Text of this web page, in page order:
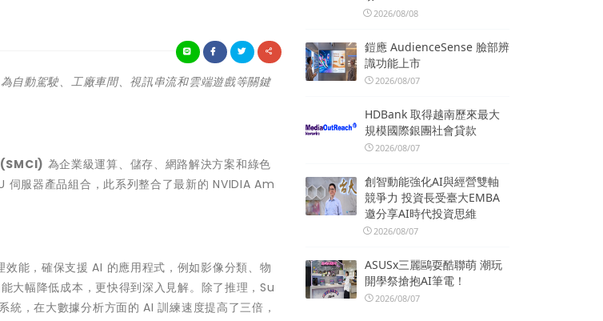
自動駕駛、工廠車間、視訊串流和雲端遊戲等關鍵
為企業級運算、儲存、網路解決方案和綠色
服器產品組合，此系列整合了最新的 NVIDIA Am
能，確保支援 AI 的應用程式，例如影像分類、物
大幅降低成本，更快得到深入見解。除了推理，Su
，在大數據分析方面的 AI 訓練速度提高了三倍，
2026/08/08
鎧應 AudienceSense 臉部辨
識功能上市
2026/08/07
HDBank 取得越南歷來最大
規模國際銀團社會貸款
2026/08/07
創智動能強化AI與經營雙軸
競爭力 投資長受臺大EMBA
邀分享AI時代投資思維
2026/08/07
ASUSx三麗鷗耍酷聯萌 潮玩
開學祭搶抱AI筆電！
2026/08/07